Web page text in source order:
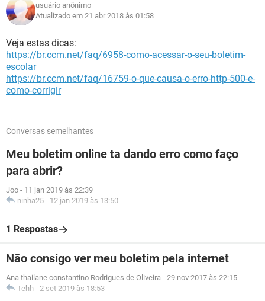
usuário anônimo
Atualizado em 21 abr 2018 às 01:58
Veja estas dicas:
https://br.ccm.net/faq/6958-como-acessar-o-seu-boletim-
escolar
https://br.ccm.net/faq/16759-o-que-causa-o-erro-http-500-e-
como-corrigir
Conversas semelhantes
Meu boletim online ta dando erro como faço
para abrir?
Joo - 11 jan 2019 às 22:39
ninha25 - 12 jan 2019 às 13:50
1 Respostas
Não consigo ver meu boletim pela internet
Ana thailane constantino Rodrigues de Oliveira - 29 nov 2017 às 22:15
Tehh - 2 set 2019 às 18:53